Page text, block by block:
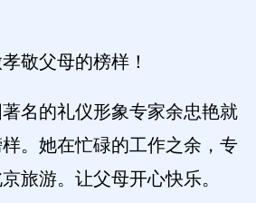
敬父母的榜样！
名的礼仪形象专家余忠艳就
。她在忙碌的工作之余，专
旅游。让父母开心快乐。